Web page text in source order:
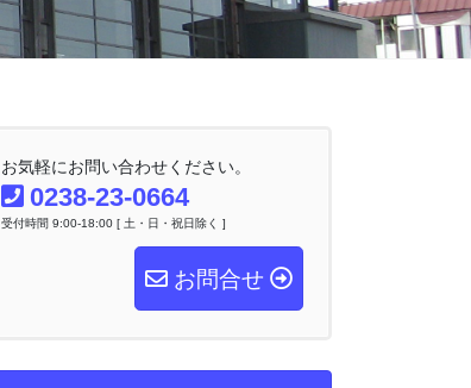
お気軽にお問い合わせください。
0238-23-0664
受付時間 9:00-18:00 [ 土・日・祝日除く ]
お問合せ